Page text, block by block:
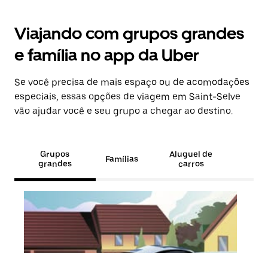
Viajando com grupos grandes
e família no app da Uber
Se você precisa de mais espaço ou de acomodações
especiais, essas opções de viagem em Saint-Selve
vão ajudar você e seu grupo a chegar ao destino.
Grupos
grandes
Famílias
Aluguel de
carros